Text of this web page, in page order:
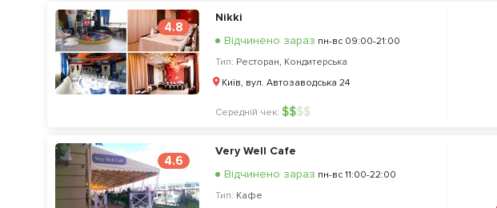
4.8
Nikki
Відчинено зараз пн-вс 09:00-21:00
Тип: Ресторан, Кондитерська
Київ, вул. Автозаводська 24
Середній чек: $$$$
4.6
Very Well Cafe
Відчинено зараз пн-вс 11:00-22:00
Тип: Кафе